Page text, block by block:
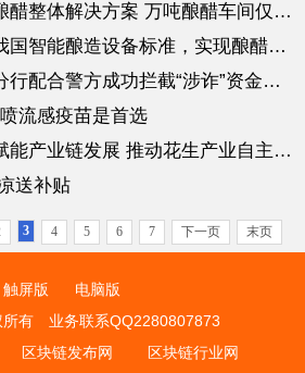
体解决方案 万吨酿醋车间仅需1000㎡
能酿造设备标准，实现酿醋信息化达90％
合警方成功拦截“涉诈”资金柜面取现
流感疫苗是首选
产业链发展 推动花生产业自主可控
送补贴
3 4 5 6 7 下一页 末页
触屏版
电脑版
所有
业务联系QQ2280807873
区块链发布网
区块链行业网